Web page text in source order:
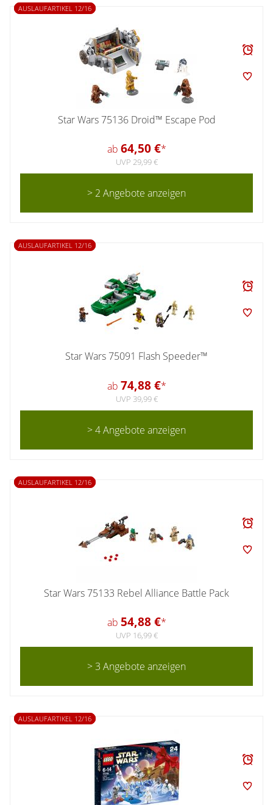
AUSLAUFARTIKEL 12/16
Star Wars 75136 Droid™ Escape Pod
ab 64,50 €*
UVP 29,99 €
> 2 Angebote anzeigen
AUSLAUFARTIKEL 12/16
Star Wars 75091 Flash Speeder™
ab 74,88 €*
UVP 39,99 €
> 4 Angebote anzeigen
AUSLAUFARTIKEL 12/16
Star Wars 75133 Rebel Alliance Battle Pack
ab 54,88 €*
UVP 16,99 €
> 3 Angebote anzeigen
AUSLAUFARTIKEL 12/16